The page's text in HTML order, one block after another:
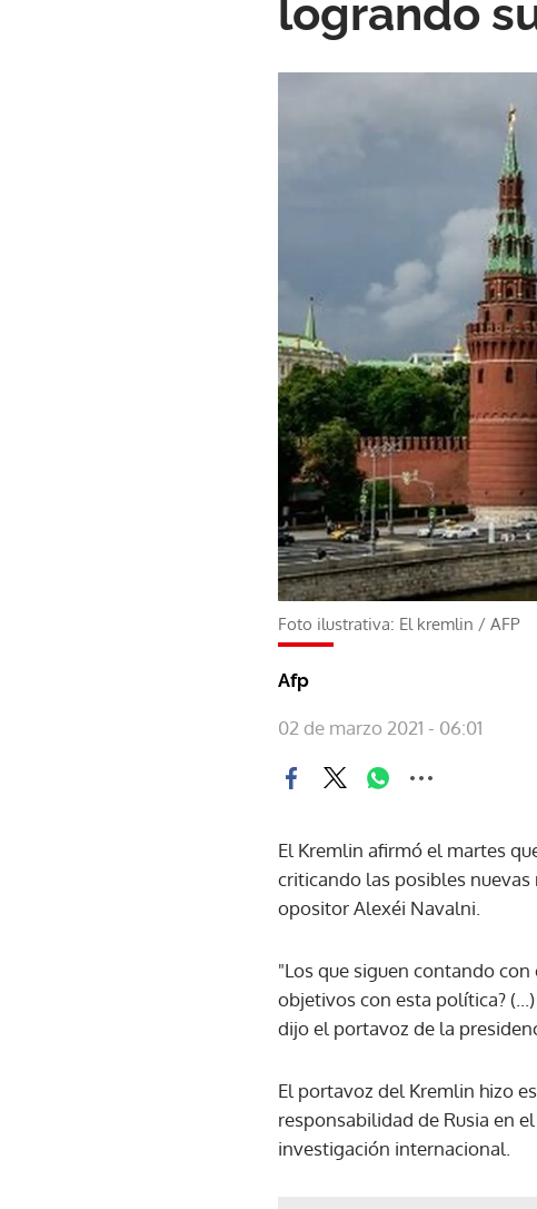
logrando
Foto ilustrativa: El kremlin / AFP
Afp
02 de marzo 2021 - 06:01
El Kremlin afirmó el martes
criticando las posibles nuevas
opositor Alexéi Navalni.
"Los que siguen contando
objetivos con esta política?
dijo el portavoz de la
El portavoz del Kremlin hizo
responsabilidad de Rusia en
investigación internacional.